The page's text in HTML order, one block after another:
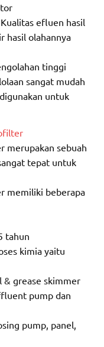
efluen hasil
hasil olahannya
tinggi
sangat mudah
untuk
merupakan sebuah
tepat untuk
memiliki beberapa
tahun
kimia yaitu
grease skimmer
pump dan
pump, panel,